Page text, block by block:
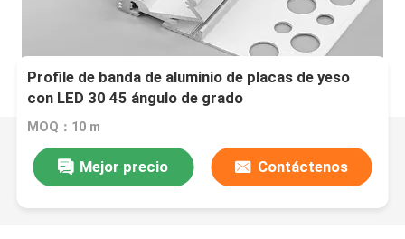
Profile de banda de aluminio de placas de yeso
con LED 30 45 ángulo de grado
MOQ：10 m
Mejor precio Contáctenos